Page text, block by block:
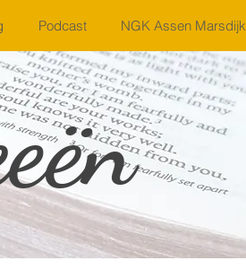
Podcast NGK Assen Marsdijk